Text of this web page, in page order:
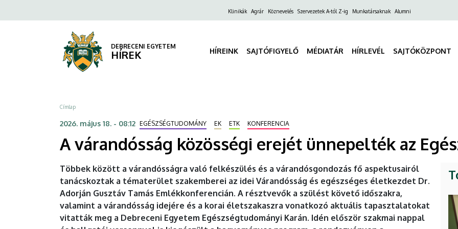
várandósság
közösségi
Egészségtudományi
DEBRECENI
EGYETEM
a
FelsőKlinikák Agrár Köznevelés Szervezetek A-tól Z-ig Munkatársaknak Alumni
DEBRECENI EGYETEM
HÍREK HÍREINK SAJTÓFIGYELŐ MÉDIATÁR HÍRLEVÉL SAJTÓKÖZPONT
Morzsa
Címlap
2026. május 18. - 08:12 EGÉSZSÉGTUDOMÁNY EK ETK KONFERENCIA
A várandósság közösségi erejét ünnepelték az
Többek között a várandósságra való felkészülés és a várandósgondozás fő aspektusairól
tanácskoztak a tématerület szakemberei az idei Várandósság és egészséges életkezdet Dr.
Adorján Gusztáv Tamás Emlékkonferencián. A résztvevők a szülést követő időszakra,
valamint a várandósság idejére és a korai életszakaszra vonatkozó aktuális tapasztalatokat
vitatták meg a Debreceni Egyetem Egészségtudományi Karán. Idén először szakmai nappal